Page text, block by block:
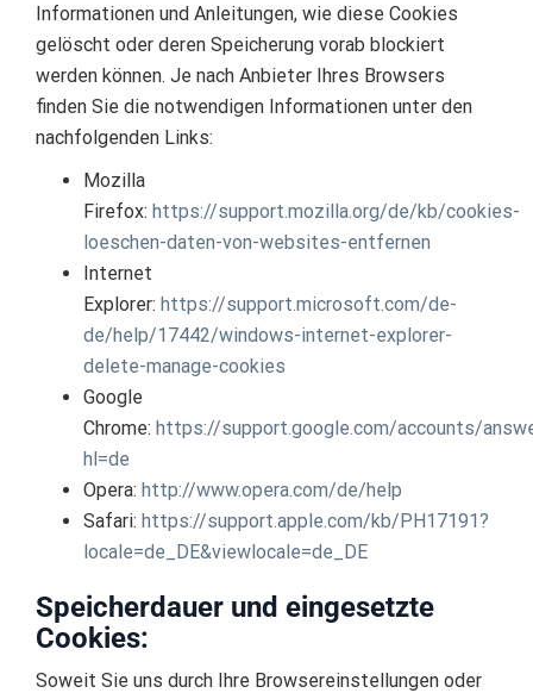
Informationen und Anleitungen, wie diese Cookies
gelöscht oder deren Speicherung vorab blockiert
werden können. Je nach Anbieter Ihres Browsers
finden Sie die notwendigen Informationen unter den
nachfolgenden Links:
Mozilla
Firefox: https://support.mozilla.org/de/kb/cookies-
loeschen-daten-von-websites-entfernen
Internet
Explorer: https://support.microsoft.com/de-
de/help/17442/windows-internet-explorer-
delete-manage-cookies
Google
Chrome: https://support.google.com/accounts/
hl=de
Opera: http://www.opera.com/de/help
Safari: https://support.apple.com/kb/PH17191?
locale=de_DE&viewlocale=de_DE
Speicherdauer und eingesetzte
Cookies:
Soweit Sie uns durch Ihre Browsereinstellungen oder